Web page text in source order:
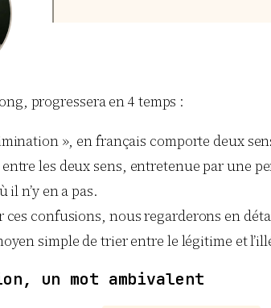
progressera en 4 temps :
», en français comporte deux
les deux sens, entretenue par une
n’y en a pas.
confusions, nous regarderons en
simple de trier entre le légitime et
un mot ambivalent